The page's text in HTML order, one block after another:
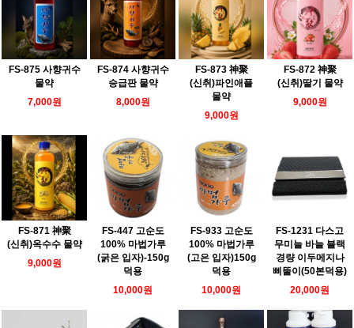
FS-875 사향귀수
물약
7,000원
FS-874 사향귀수
승급판 물약
8,000원
FS-873 神聚
(신취)파인애플
물약
9,000원
FS-872 神聚
(신취)딸기 물약
9,000원
FS-871 神聚
(신취)옥수수 물약
9,000원
FS-447 고순도
100% 마법가루
(굵은 입자)-150g
덕용
10,000원
FS-933 고순도
100% 마법가루
(고은 입자)150g
덕용
10,000원
FS-1231 다스고
무미늘 바늘 블랙
경량 이두메지나
삐뚤이(50본덕용)
20,000원